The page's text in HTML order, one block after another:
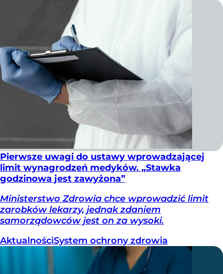
Pierwsze uwagi do ustawy wprowadzającej
limit wynagrodzeń medyków. „Stawka
godzinowa jest zawyżona”
Ministerstwo Zdrowia chce wprowadzić limit
zarobków lekarzy, jednak zdaniem
samorządowców jest on za wysoki.
AktualnościSystem ochrony zdrowia